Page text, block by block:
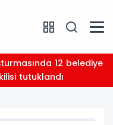
tutuklandı